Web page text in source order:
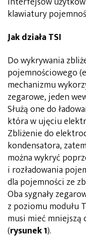
klawiatury
Jak działa TSI
Do wykrywania
pojemnościowego
mechanizmu
zegarowe, jeden
Służą one do
która w ujęciu
Zbliżenie do
kondensatora,
można wykryć
i rozładowania
dla pojemności ze
Oba sygnały
z poziomu modułu
musi mieć
(rysunek 1).